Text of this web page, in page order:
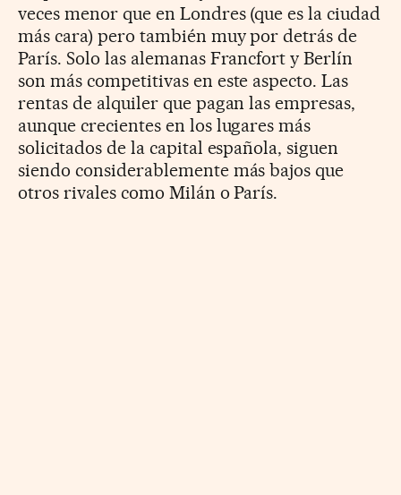
veces menor que en Londres (que es la ciudad
más cara) pero también muy por detrás de
París. Solo las alemanas Francfort y Berlín
son más competitivas en este aspecto. Las
rentas de alquiler que pagan las empresas,
aunque crecientes en los lugares más
solicitados de la capital española, siguen
siendo considerablemente más bajos que
otros rivales como Milán o París.